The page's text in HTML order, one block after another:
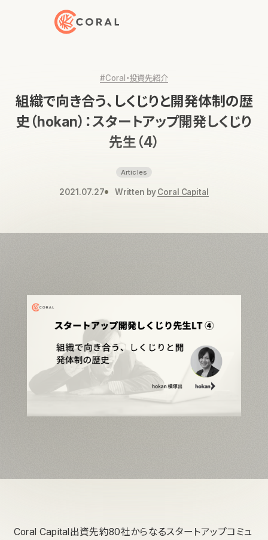
トップページへ戻る
#Coral・投資先紹介
組織で向き合う、しくじりと開発体制の歴
史（hokan）：スタートアップ開発しくじり
先生（4）
Articles
2021.07.27 Written byCoral Capital
Coral Capital出資先約80社からなるスタートアップコミュ